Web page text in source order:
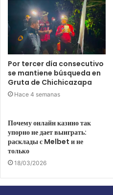
Por tercer día consecutivo
se mantiene búsqueda en
Gruta de Chichicazapa
Hace 4 semanas
Почему онлайн казино так
упорно не дает выиграть:
расклады с Melbet и не
только
18/03/2026